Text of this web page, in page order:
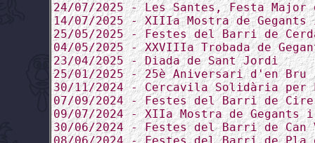
24/07/2025 - Les Santes, Festa Major
14/07/2025 - XIIIa Mostra de
25/05/2025 - Festes del Barri de
04/05/2025 - XXVIIIa Trobada de
23/04/2025 - Diada de Sant Jordi
25/01/2025 - 25è Aniversari d'en Bru
30/11/2024 - Cercavila Solidària per
07/09/2024 - Festes del Barri de
09/07/2024 - XIIa Mostra de Gegants
30/06/2024 - Festes del Barri de